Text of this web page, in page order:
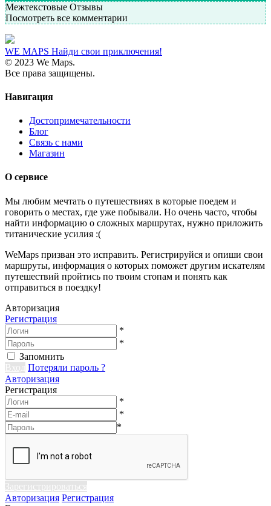
Межтекстовые Отзывы
Посмотреть все комментарии
WE MAPS Найди свои приключения!
© 2023 We Maps.
Все права защищены.
Навигация
Достопримечательности
Блог
Связь с нами
Магазин
О сервисе
Мы любим мечтать о путешествиях в которые поедем и
говорить о местах, где уже побывали. Но очень часто, чтобы
найти информацию о сложных маршрутах, нужно приложить
титанические усилия :(
WeMaps призван это исправить. Регистрируйся и опиши свои
маршруты, информация о которых поможет другим искателям
путешествий пройтись по твоим стопам и понять как
отправиться в поездку!
Авторизация
Регистрация
*
*
Запомнить
Вход
Потеряли пароль ?
Авторизация
Регистрация
*
*
*
Зарегистрироваться
Авторизация Регистрация